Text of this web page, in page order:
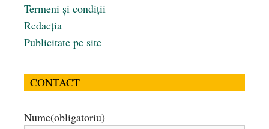
Termeni și condiții
Redacția
Publicitate pe site
CONTACT
Nume(obligatoriu)